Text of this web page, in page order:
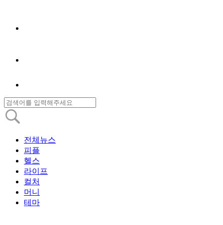
전체뉴스
피플
헬스
라이프
컬처
머니
테마